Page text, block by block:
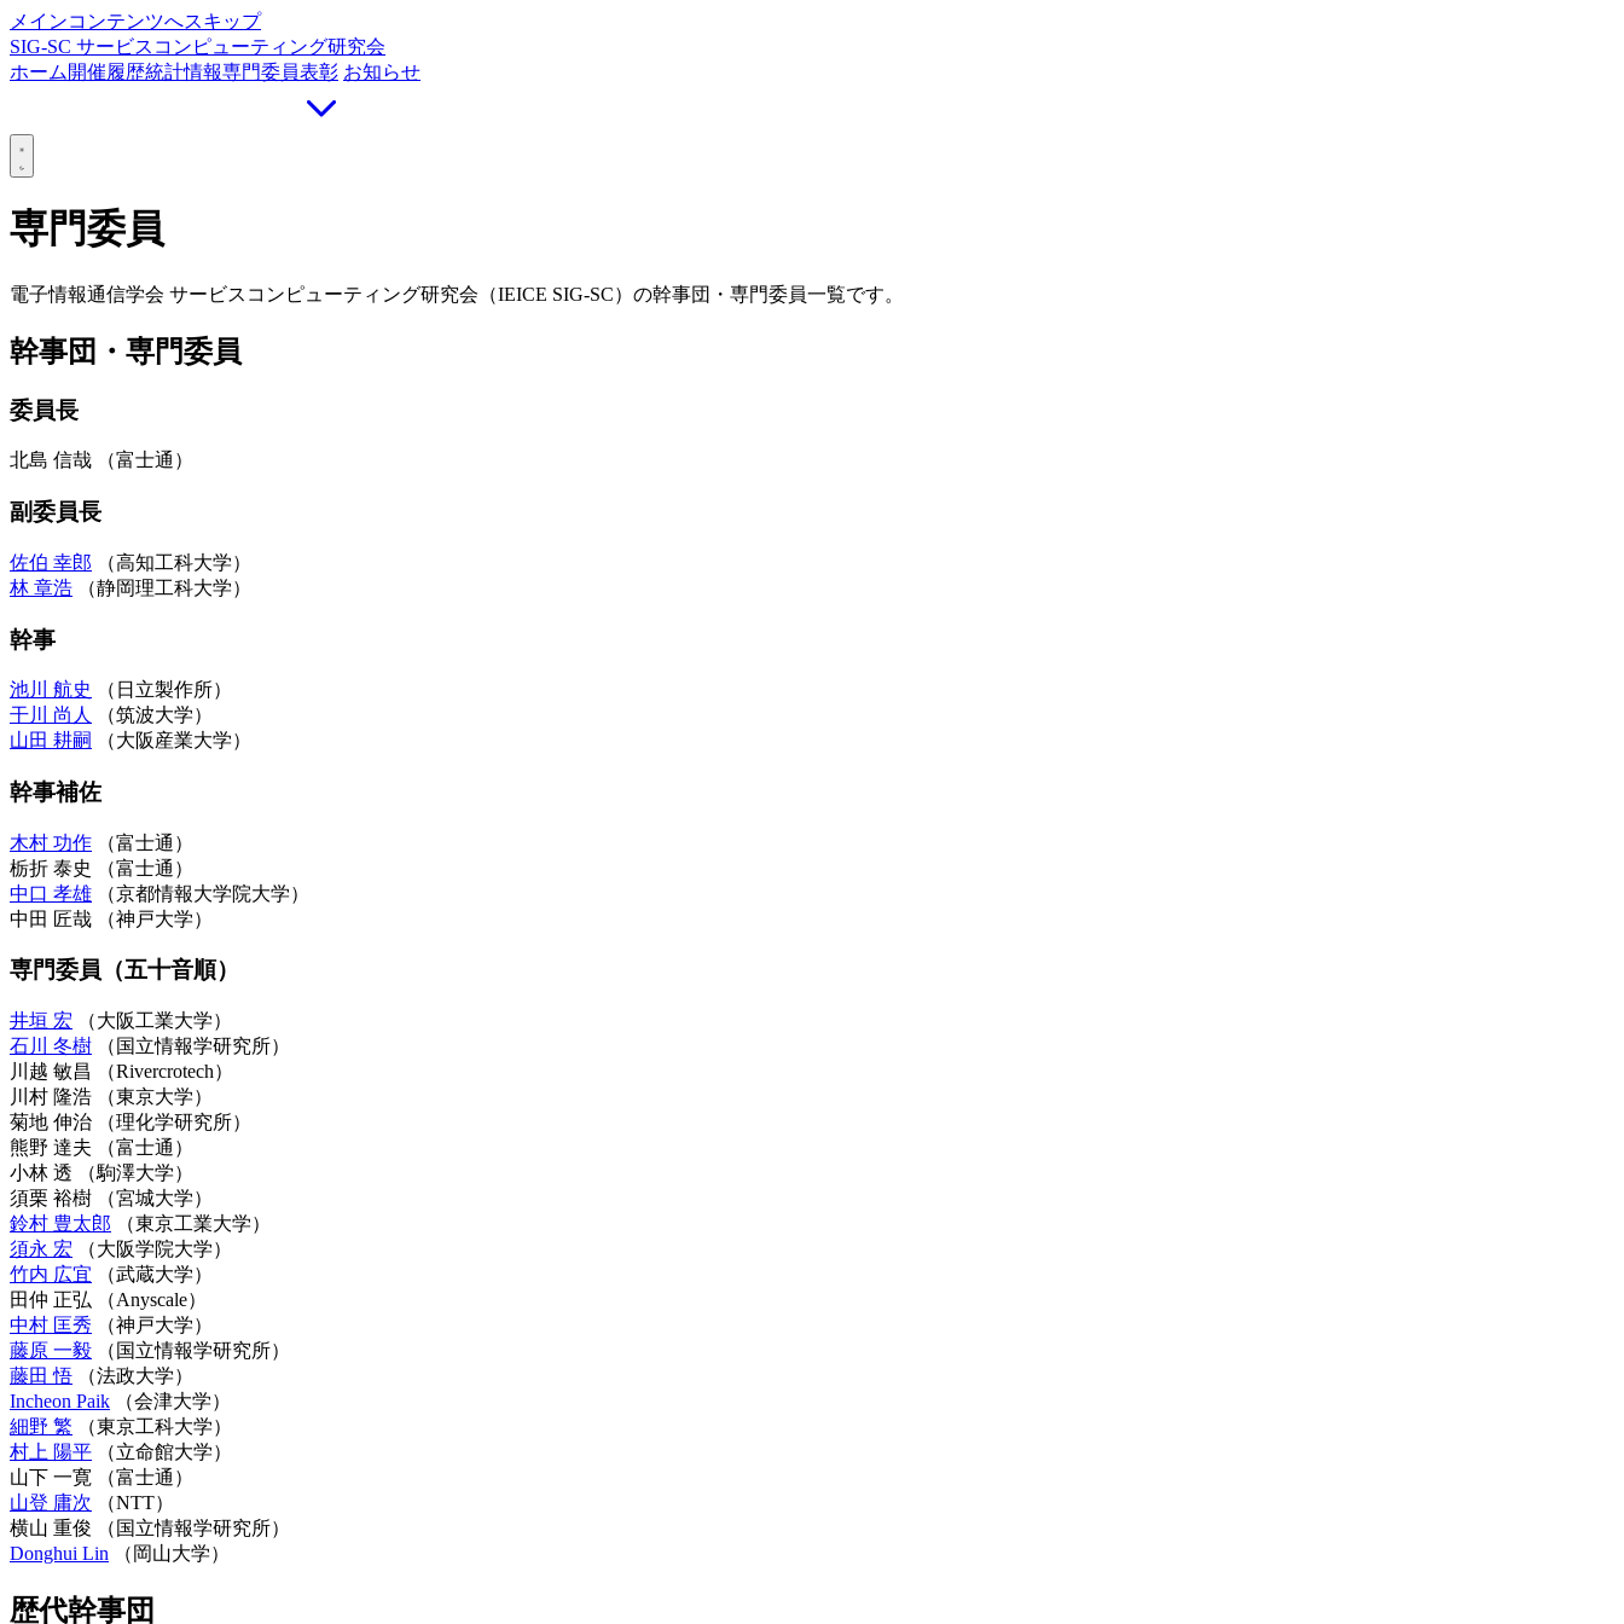
メインコンテンツへスキップ
SIG-SC サービスコンピューティング研究会
ホーム 開催履歴統計情報専門委員表彰 お知らせ
専門委員
電子情報通信学会 サービスコンピューティング研究会（IEICE SIG-SC）の幹事団・専門委員一覧です。
幹事団・専門委員
委員長
北島 信哉 （富士通）
副委員長
佐伯 幸郎
（高知工科大学）
林 章浩
（静岡理工科大学）
幹事
池川 航史
（日立製作所）
干川 尚人
（筑波大学）
山田 耕嗣
（大阪産業大学）
幹事補佐
木村 功作
（富士通）
栃折 泰史
（富士通）
中口 孝雄
（京都情報大学院大学）
中田 匠哉
（神戸大学）
専門委員（五十音順）
井垣 宏
（大阪工業大学）
石川 冬樹
（国立情報学研究所）
川越 敏昌
（Rivercrotech）
川村 隆浩
（東京大学）
菊地 伸治
（理化学研究所）
熊野 達夫
（富士通）
小林 透
（駒澤大学）
須栗 裕樹
（宮城大学）
鈴村 豊太郎
（東京工業大学）
須永 宏
（大阪学院大学）
竹内 広宜
（武蔵大学）
田仲 正弘
（Anyscale）
中村 匡秀
（神戸大学）
藤原 一毅
（国立情報学研究所）
藤田 悟
（法政大学）
Incheon Paik
（会津大学）
細野 繁
（東京工科大学）
村上 陽平
（立命館大学）
山下 一寛
（富士通）
山登 庸次
（NTT）
横山 重俊
（国立情報学研究所）
Donghui Lin
（岡山大学）
歴代幹事団